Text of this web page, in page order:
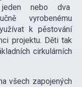
nebo dva
vyrobenému
k pěstování
projektu. Děti tak
cirkulárních
všech zapojených